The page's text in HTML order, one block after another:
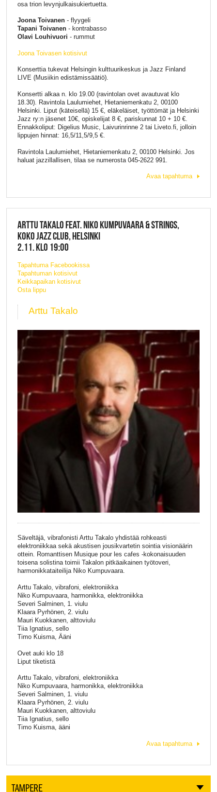
osa trion levynjulkaisukiertuetta.
Joona Toivanen- flyygeli
Tapani Toivanen- kontrabasso
Olavi Louhivuori - rummut
Joona Toivasen kotisivut
Konserttia tukevat Helsingin kulttuurikeskus ja Jazz Finland
LIVE (Musiikin edistämissäätiö).
Konsertti alkaa n. klo 19.00 (ravintolan ovet avautuvat klo
18.30). Ravintola Laulumiehet, Hietaniemenkatu 2, 00100
Helsinki. Liput (käteisellä) 15 €, eläkeläiset, työttömät ja Helsinki
Jazz ry:n jäsenet 10€, opiskelijat 8 €, pariskunnat 10 + 10 €.
Ennakkoliput: Digelius Music, Laivurinrinne 2 tai Liveto.fi, jolloin
lippujen hinnat: 16,5/11,5/9,5 €.
Ravintola Lau­lumiehet, Hietaniemenkatu 2, 00100 Helsinki. Jos
haluat jazzillallisen, tilaa se numerosta 045-2622 991.
Avaa tapahtuma
ARTTU TAKALO FEAT. NIKO KUMPUVAARA & STRINGS,
KOKO JAZZ CLUB, HELSINKI
2.11. KLO 19:00
Tapahtuma Facebookissa
Tapahtuman kotisivut
Keikkapaikan kotisivut
Osta lippu
Arttu Takalo
Säveltäjä, vibrafonisti Arttu Takalo yhdistää rohkeasti
elektroniikkaa sekä akustisen jousikvartetin sointia visionäärin
ottein. Romanttisen Musique pour les cafes -kokonaisuuden
toisena solistina toimii Takalon pitkäaikainen työtoveri,
harmonikkataiteilija Niko Kumpuvaara.
Arttu Takalo, vibrafoni, elektroniikka
Niko Kumpuvaara, harmonikka, elektroniikka
Severi Salminen, 1. viulu
Klaara Pyrhönen, 2. viulu
Mauri Kuokkanen, alttoviulu
Tiia Ignatius, sello
Timo Kuisma, Ääni
Ovet auki klo 18
Liput tiketistä
Arttu Takalo, vibrafoni, elektroniikka
Niko Kumpuvaara, harmonikka, elektroniikka
Severi Salminen, 1. viulu
Klaara Pyrhönen, 2. viulu
Mauri Kuokkanen, alttoviulu
Tiia Ignatius, sello
Timo Kuisma, ääni
Avaa tapahtuma
TAMPERE